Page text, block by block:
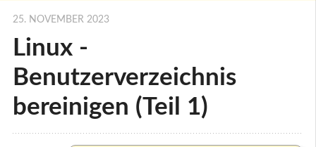
Linux -
Benutzerverzeichnis
bereinigen (Teil 1)
25. NOVEMBER 2023